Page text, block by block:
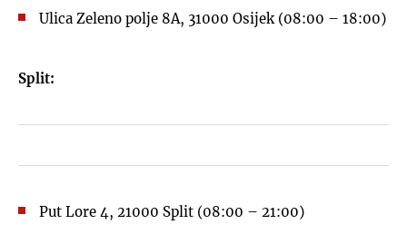
Ulica Zeleno polje 8A, 31000 Osijek (08:00 – 18:00)
Split:
Put Lore 4, 21000 Split (08:00 – 21:00)